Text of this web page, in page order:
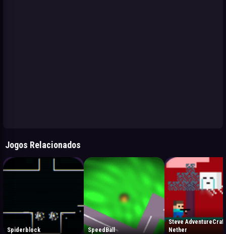
Jogos Relacionados
Spiderblock SpeedBall
Steve AdventureCraft
Nether